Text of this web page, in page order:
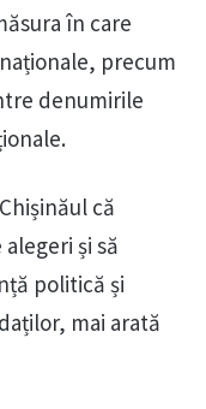
în care
precum
denumirile
că
și să
politică și
mai arată